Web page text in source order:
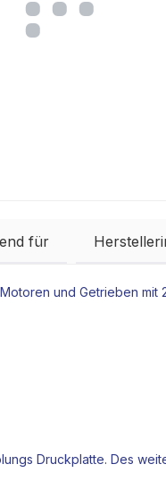
für
Motoren und Getrieben mit
Druckplatte. Des